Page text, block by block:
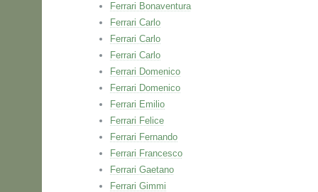
Ferrari Bonaventura
Ferrari Carlo
Ferrari Carlo
Ferrari Carlo
Ferrari Domenico
Ferrari Domenico
Ferrari Emilio
Ferrari Felice
Ferrari Fernando
Ferrari Francesco
Ferrari Gaetano
Ferrari Gimmi